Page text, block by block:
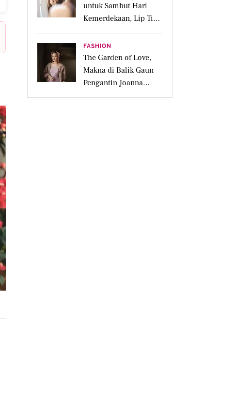
untuk Sambut Hari
Kemerdekaan, Lip Tint
dan Parfum Bikin
Makin Fresh
FASHION
The Garden of Love,
Makna di Balik Gaun
Pengantin Joanna
Alexandra Rancangan